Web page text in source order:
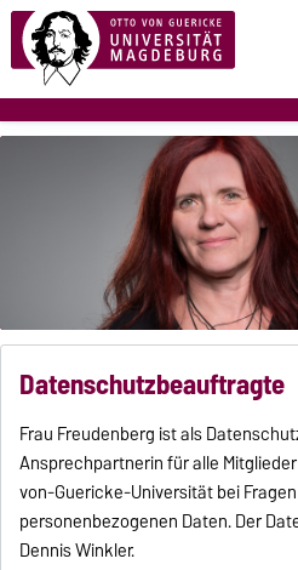
Datenschutzbeauftragte
Frau Freudenberg ist als
Ansprechpartnerin für alle
von-Guericke-Universität bei
personenbezogenen Daten. Der
Dennis Winkler.